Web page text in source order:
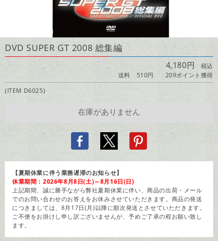
DVD SUPER GT 2008 総集編
4,180円 税込
送料 510円
209ポイント獲得
(ITEM D6025)
【夏期休業に伴う業務遅滞のお知らせ】
休業期間：2026年8月8日(土)～8月16日(日)
上記期間、誠に勝手ながら弊社夏期休業に伴い、商品の出荷・メール
でのお問い合わせのお答えをお休みさせていただきます。商品の発送
につきましては、8月17日(月)以降に順次発送とさせていただきます。
ご不便をお掛けし申し訳ございませんが、予めご了承の程お願い致し
ます。